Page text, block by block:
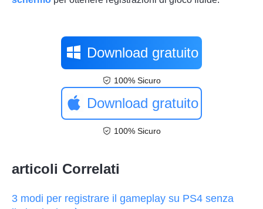
Download gratuito
100% Sicuro
Download gratuito
100% Sicuro
articoli Correlati
3 modi per registrare il gameplay su PS4 senza